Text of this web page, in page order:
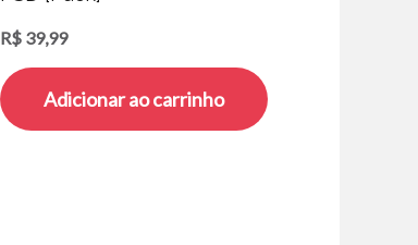
R$ 39,99
Adicionar ao carrinho